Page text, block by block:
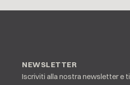
NEWSLETTER
Iscriviti alla nostra newsletter e ti